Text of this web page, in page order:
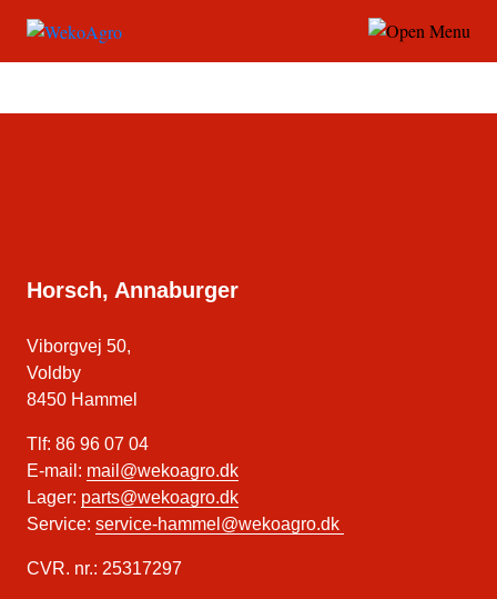
Jan Thomsen
Horsch, Annaburger
Viborgvej 50,
Voldby
8450 Hammel
Tlf: 86 96 07 04
E-mail: mail@wekoagro.dk
Lager: parts@wekoagro.dk
Service: service-hammel@wekoagro.dk
CVR. nr.: 25317297